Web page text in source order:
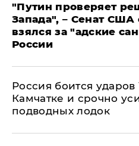
"Путин проверяет
Запада", – Сенат
взялся за "адские
России
Россия боится
Камчатке и срочно
подводных лодок